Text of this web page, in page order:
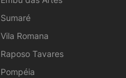
Sumaré
Vila Romana
Raposo Tavares
Pompéia